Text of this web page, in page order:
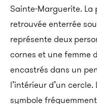
Sainte-Marguerite.
retrouvée enterrée
représente deux
cornes et une femme
encastrés dans un
l’intérieur d’un
symbole